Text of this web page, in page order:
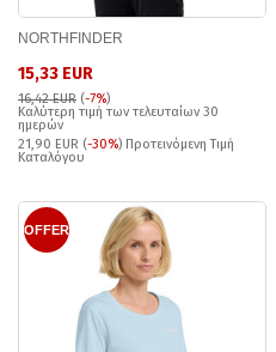
NORTHFINDER
15,33 EUR
16,42 EUR (-7%)
Καλύτερη τιμή των τελευταίων 30
ημερών
21,90 EUR (-30%) Προτεινόμενη Τιμή
Καταλόγου
OFFER